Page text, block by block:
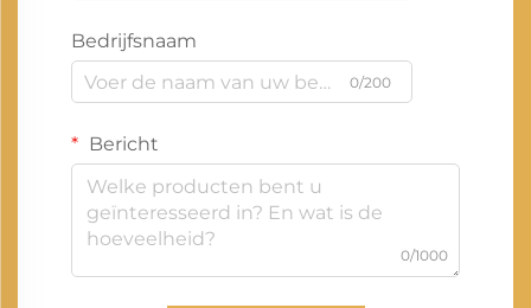
Bedrijfsnaam
0/200
Bericht
0/1000